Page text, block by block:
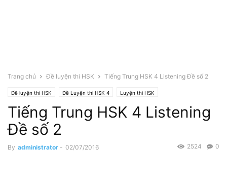
Trang chủ Đề luyện thi HSK Tiếng Trung HSK 4 Listening Đề số 2
Đề luyện thi HSK Đề Luyện thi HSK 4 Luyện thi HSK
Luyện thi HSK Online Luyện thi HSK Online Cấp 4
Tiếng Trung HSK 4 Listening
Đề số 2
By administrator - 02/07/2016 0
2524